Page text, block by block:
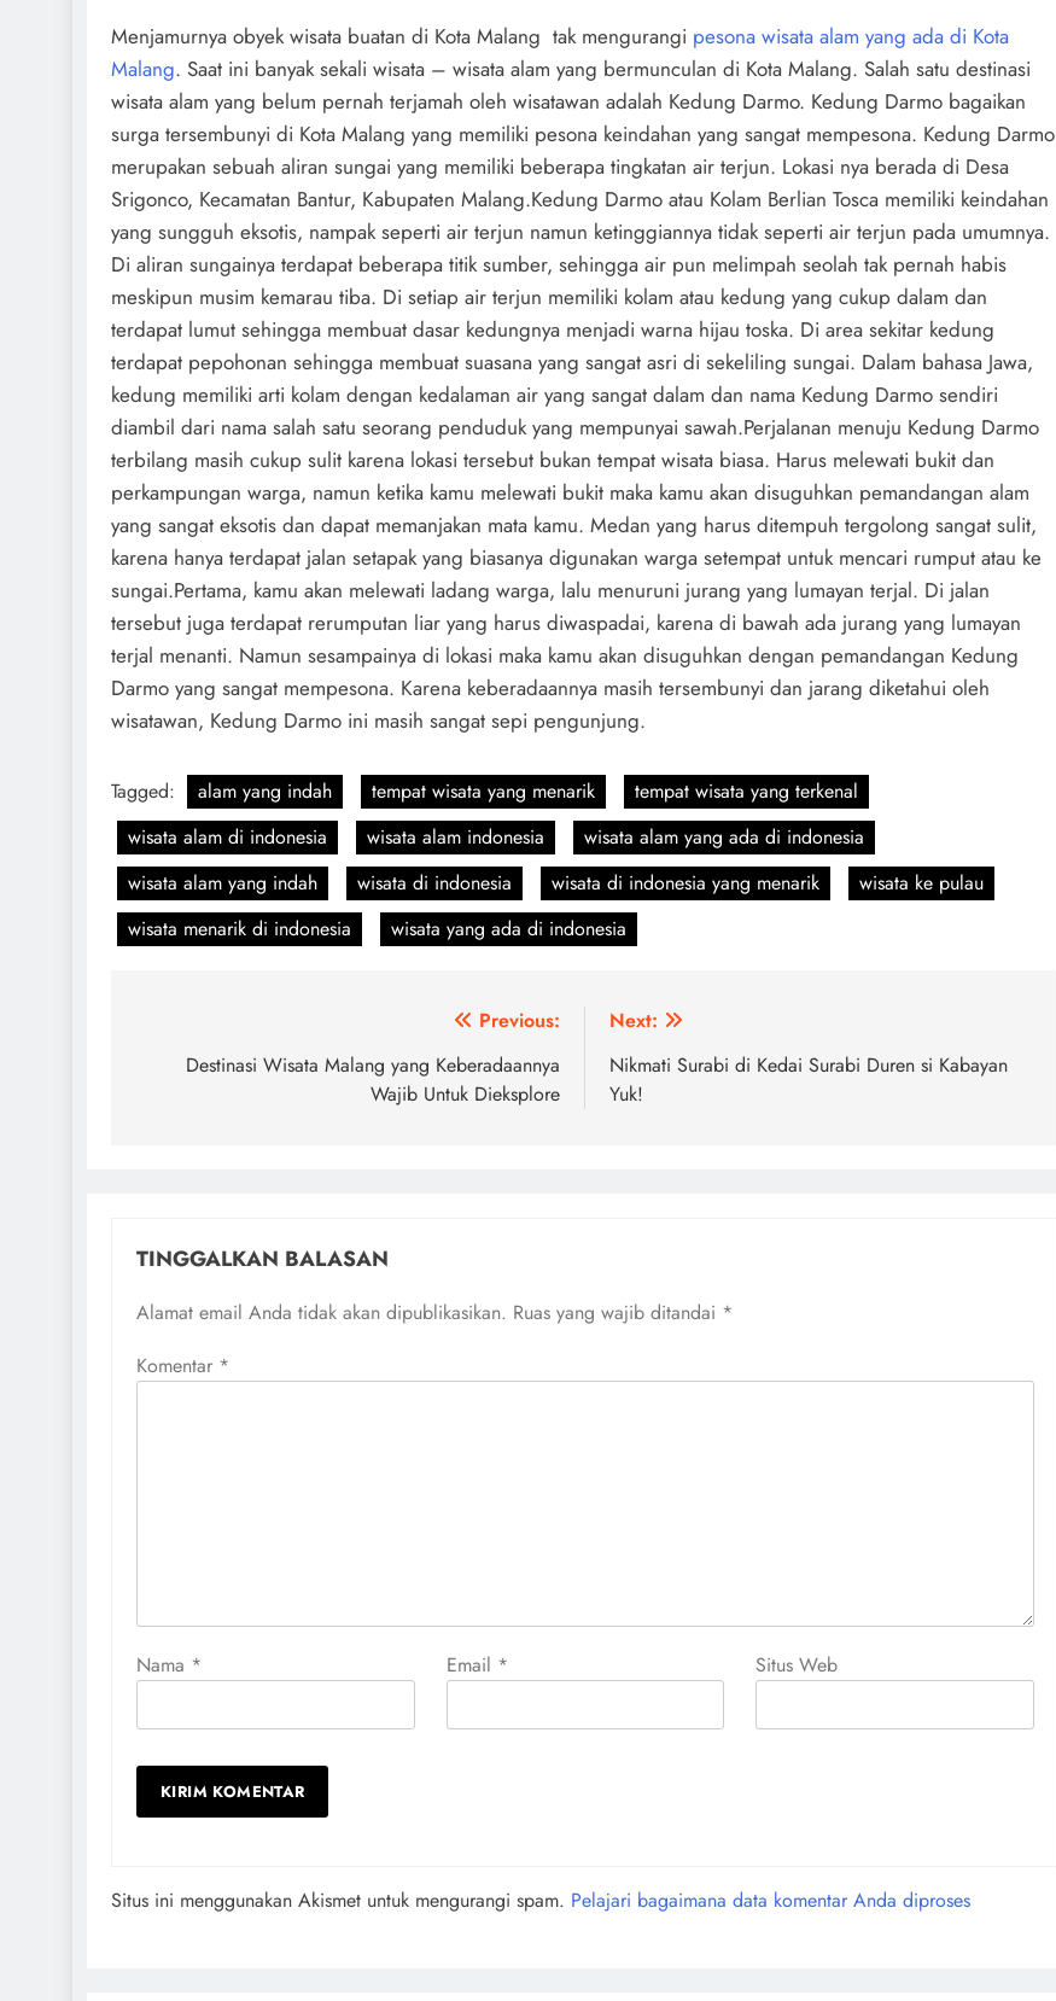
Menjamurnya obyek wisata buatan di Kota Malang tak mengurangi pesona wisata alam yang ada di Kota
Malang. Saat ini banyak sekali wisata – wisata alam yang bermunculan di Kota Malang. Salah satu destinasi
wisata alam yang belum pernah terjamah oleh wisatawan adalah Kedung Darmo. Kedung Darmo bagaikan
surga tersembunyi di Kota Malang yang memiliki pesona keindahan yang sangat mempesona. Kedung Darmo
merupakan sebuah aliran sungai yang memiliki beberapa tingkatan air terjun. Lokasi nya berada di Desa
Srigonco, Kecamatan Bantur, Kabupaten Malang.Kedung Darmo atau Kolam Berlian Tosca memiliki keindahan
yang sungguh eksotis, nampak seperti air terjun namun ketinggiannya tidak seperti air terjun pada umumnya.
Di aliran sungainya terdapat beberapa titik sumber, sehingga air pun melimpah seolah tak pernah habis
meskipun musim kemarau tiba. Di setiap air terjun memiliki kolam atau kedung yang cukup dalam dan
terdapat lumut sehingga membuat dasar kedungnya menjadi warna hijau toska. Di area sekitar kedung
terdapat pepohonan sehingga membuat suasana yang sangat asri di sekeliling sungai. Dalam bahasa Jawa,
kedung memiliki arti kolam dengan kedalaman air yang sangat dalam dan nama Kedung Darmo sendiri
diambil dari nama salah satu seorang penduduk yang mempunyai sawah.Perjalanan menuju Kedung Darmo
terbilang masih cukup sulit karena lokasi tersebut bukan tempat wisata biasa. Harus melewati bukit dan
perkampungan warga, namun ketika kamu melewati bukit maka kamu akan disuguhkan pemandangan alam
yang sangat eksotis dan dapat memanjakan mata kamu. Medan yang harus ditempuh tergolong sangat sulit,
karena hanya terdapat jalan setapak yang biasanya digunakan warga setempat untuk mencari rumput atau ke
sungai.Pertama, kamu akan melewati ladang warga, lalu menuruni jurang yang lumayan terjal. Di jalan
tersebut juga terdapat rerumputan liar yang harus diwaspadai, karena di bawah ada jurang yang lumayan
terjal menanti. Namun sesampainya di lokasi maka kamu akan disuguhkan dengan pemandangan Kedung
Darmo yang sangat mempesona. Karena keberadaannya masih tersembunyi dan jarang diketahui oleh
wisatawan, Kedung Darmo ini masih sangat sepi pengunjung.
Tagged: alam yang indah tempat wisata yang menarik
tempat wisata yang terkenal
wisata alam di indonesia
wisata alam indonesia
wisata alam yang ada di indonesia
wisata alam yang indah
wisata di indonesia wisata di indonesia yang menarik
wisata ke pulau
wisata menarik di indonesia
wisata yang ada di indonesia
Previous:
Destinasi Wisata Malang yang Keberadaannya
Wajib Untuk Dieksplore
Next:
Nikmati Surabi di Kedai Surabi Duren si Kabayan
Yuk!
TINGGALKAN BALASAN
Alamat email Anda tidak akan dipublikasikan. Ruas yang wajib ditandai *
Komentar *
Nama * Email * Situs Web
Situs ini menggunakan Akismet untuk mengurangi spam. Pelajari bagaimana data komentar Anda diproses